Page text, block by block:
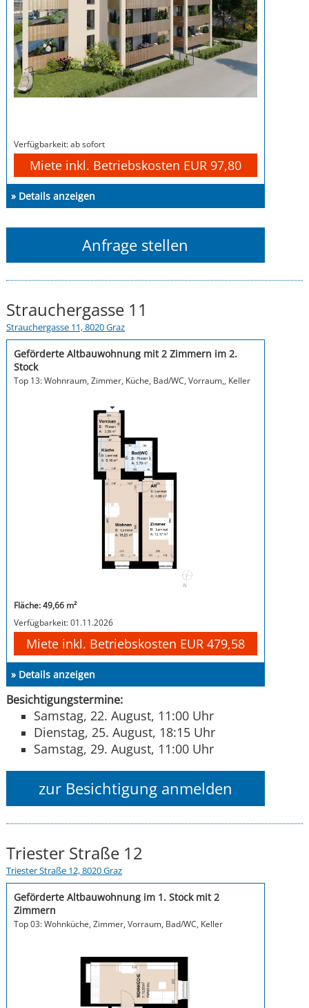
Verfügbarkeit: ab sofort
Miete inkl. Betriebskosten EUR 97,80
» Details anzeigen
Anfrage stellen
Strauchergasse 11
Strauchergasse 11, 8020 Graz
Geförderte Altbauwohnung mit 2 Zimmern im 2.
Stock
Top 13: Wohnraum, Zimmer, Küche, Bad/WC, Vorraum,, Keller
Fläche: 49,66 m²
Verfügbarkeit: 01.11.2026
Miete inkl. Betriebskosten EUR 479,58
» Details anzeigen
Besichtigungstermine:
Samstag, 22. August, 11:00 Uhr
Dienstag, 25. August, 18:15 Uhr
Samstag, 29. August, 11:00 Uhr
zur Besichtigung anmelden
Triester Straße 12
Triester Straße 12, 8020 Graz
Geförderte Altbauwohnung im 1. Stock mit 2
Zimmern
Top 03: Wohnküche, Zimmer, Vorraum, Bad/WC, Keller